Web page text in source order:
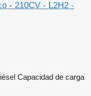
- 210CV - L2H2 -
Capacidad de carga